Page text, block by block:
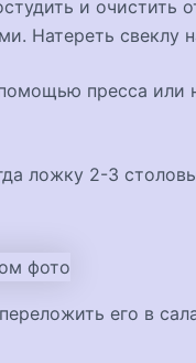
и очистить
Натереть свеклу
пресса или
ложку 2-3
его в